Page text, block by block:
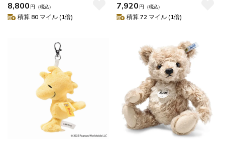
8,800 円 （税込）
積算 80 マイル (1倍)
7,920 円 （税込）
積算 72 マイル (1倍)